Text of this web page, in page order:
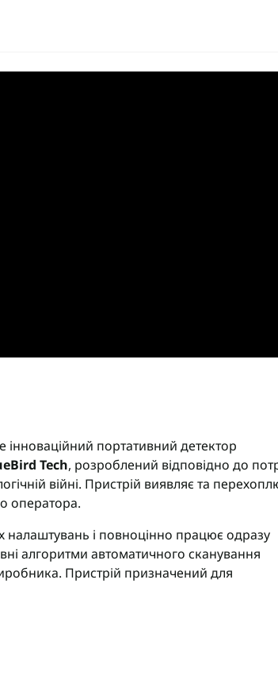
інноваційний портативний детектор
Tech, розроблений відповідно до
війні. Пристрій виявляє та
оператора.
налаштувань і повноцінно працює одразу
алгоритми автоматичного сканування
Пристрій призначений для